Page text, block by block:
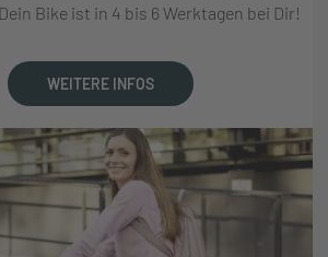
Bike ist in 4 bis 6 Werktagen bei Dir!
WEITERE INFOS